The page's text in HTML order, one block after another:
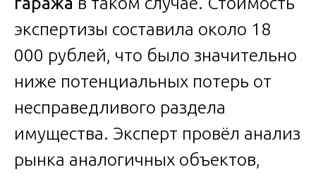
экспертизы составила около 18
000 рублей, что было значительно
ниже потенциальных потерь от
несправедливого раздела
имущества. Эксперт провёл анализ
рынка аналогичных объектов,